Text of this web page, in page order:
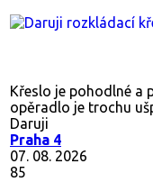
Křeslo je pohodlné a
opěradlo je trochu
Daruji
Praha 4
07. 08. 2026
85